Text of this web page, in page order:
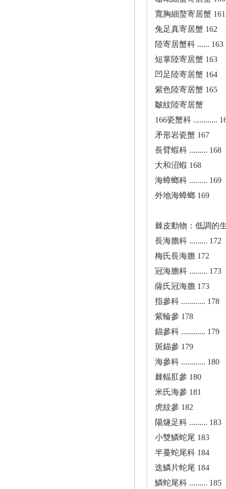
寬胸細螯寄居蟹 161
兔足真寄居蟹 162
陸寄居蟹科 ...... 163
短掌陸寄居蟹 163
凹足陸寄居蟹 164
紫色陸寄居蟹 165
皺紋陸寄居蟹
166瓷蟹科 ............
矛形岩瓷蟹 167
長臂蝦科 ......... 168
大和沼蝦 168
海蟑螂科 ......... 169
外地海蟑螂 169
棘皮動物：低調的
長海膽科 ......... 172
梅氏長海膽 172
冠海膽科 ......... 173
薩氏冠海膽 173
指參科 ............ 178
紫輪參 178
錨參科 ............ 179
斑錨參 179
海參科 ............ 180
棘輻肛參 180
米氏海參 181
虎紋參 182
陽燧足科 ......... 183
小雙鱗蛇尾 183
半蔓蛇尾科 184
迭鱗片蛇尾 184
鱗蛇尾科 ......... 185